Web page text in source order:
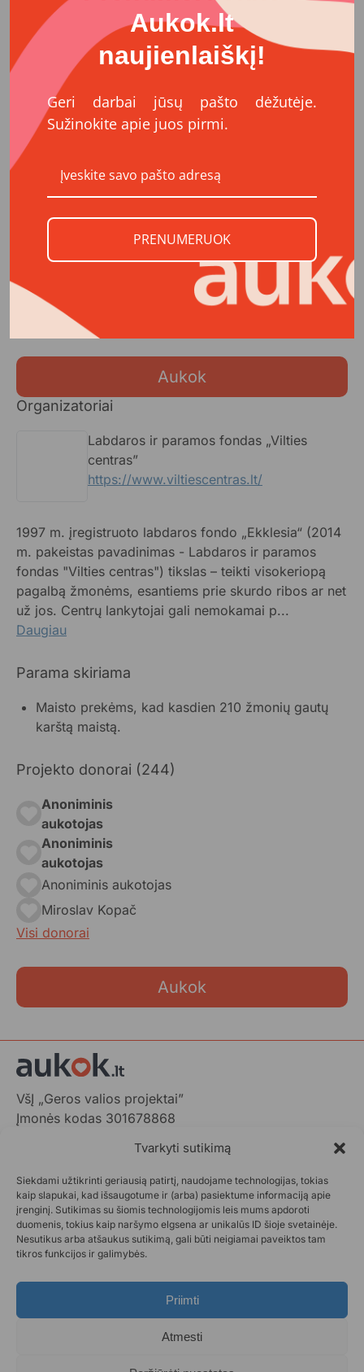
Tvarkyti sutikimą
Siekdami užtikrinti geriausią patirtį, naudojame technologijas, tokias
kaip slapukai, kad išsaugotume ir (arba) pasiektume informaciją apie
įrenginį. Sutikimas su šiomis technologijomis leis mums apdoroti
duomenis, tokius kaip naršymo elgsena ar unikalūs ID šioje svetainėje.
Nesutikus arba atšaukus sutikimą, gali būti neigiamai paveiktos tam
tikros funkcijos ir galimybės.
Priimti
Atmesti
KOKS POVEIKIS
Surinkta parama mums leis:
• Kasdien tiekti karštą maistą 210 žmonių (~50 000
porcijų per metus).
• Užtikrinti nenutrūkstamą dviejų labdaros valgyklų
darbą.
• Prisidėti prie žmonių sveikatos palaikymo ir
socialinės atskirties mažinimo.
• Sukurti pagrindą tolesnei pagalbai – higienos
paslaugoms, laikino apgyvendinimo galimybėms ir
integracijai į darbo rinką.
Kiekviena jūsų auka – tai kažkurio žmogaus diena su
šiltu maistu ir viltimi geresniam rytojui
Aukok
Organizatoriai
Labdaros ir paramos fondas „Vilties
centras”
https://www.viltiescentras.lt/
1997 m. įregistruoto labdaros fondo „Ekklesia“ (2014
m. pakeistas pavadinimas - Labdaros ir paramos
fondas "Vilties centras") tikslas – teikti visokeriopą
pagalbą žmonėms, esantiems prie skurdo ribos ar net
už jos. Centrų lankytojai gali nemokamai p...
Daugiau
Parama skiriama
Maisto prekėms, kad kasdien 210 žmonių gautų
karštą maistą.
Projekto donorai (244)
Anoniminis
aukotojas
Anoniminis
aukotojas
Anoniminis aukotojas
Miroslav Kopač
Visi donorai
Aukok
VšĮ „Geros valios projektai”
Įmonės kodas 301678868
LT-01103 Vilnius, Lietuva
+370 602 31001,info@aukok.lt
+370 698 24305 (verslo partnerystėms)
Kontaktai
Aukok.lt taisyklės
Paraiškos pateikimas
Aukok.lt
naujienlaiškį!
Geri darbai jūsų pašto dėžutėje.
Sužinokite apie juos pirmi.
PRENUMERUOK